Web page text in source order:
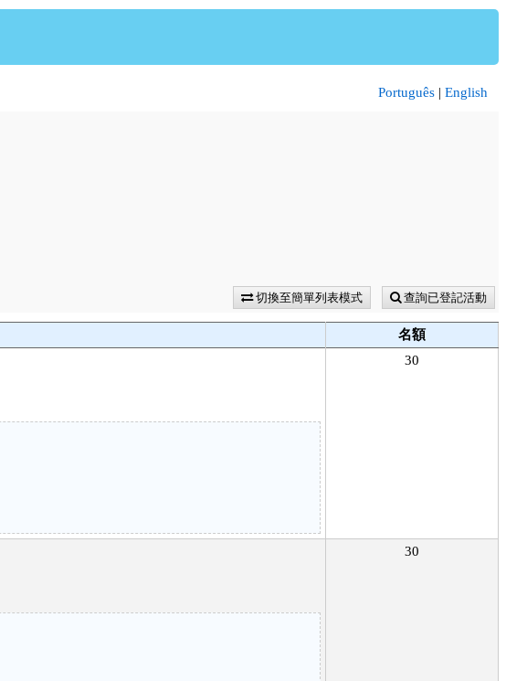
Português | English
切換至簡單列表模式 查詢已登記活動
名額
30
30